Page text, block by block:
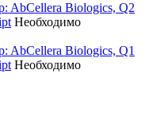
AbCellera Biologics, Q2
Необходимо
AbCellera Biologics, Q1
Необходимо